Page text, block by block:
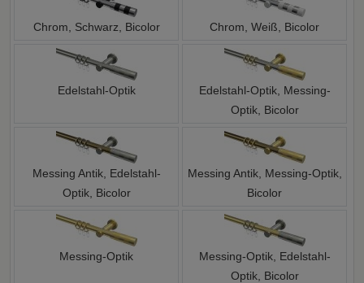
Chrom, Schwarz, Bicolor Chrom, Weiß, Bicolor
Edelstahl-Optik
Edelstahl-Optik, Messing-
Optik, Bicolor
Messing Antik, Edelstahl-
Optik, Bicolor
Messing Antik, Messing-Optik,
Bicolor
Messing-Optik
Messing-Optik, Edelstahl-
Optik, Bicolor